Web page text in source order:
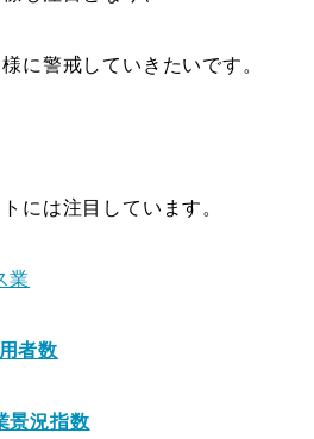
に警戒していきたいです。
には注目しています。
業
者数
景況指数